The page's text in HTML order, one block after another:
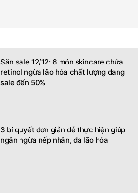
Săn sale 12/12: 6 món skincare chứa
retinol ngừa lão hóa chất lượng đang
sale đến 50%
3 bí quyết đơn giản dễ thực hiện giúp
ngăn ngừa nếp nhăn, da lão hóa